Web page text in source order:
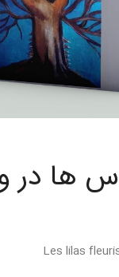
ها در
Les lilas